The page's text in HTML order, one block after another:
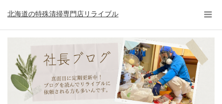
北海道の特殊清掃専門店リライブル